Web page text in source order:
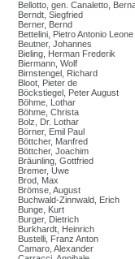
Bellotto, gen. Canaletto,
Berndt, Siegfried
Berner, Bernd
Bettelini, Pietro Antonio Leone
Beutner, Johannes
Bieling, Herman Frederik
Biermann, Wolf
Birnstengel, Richard
Bloot, Pieter de
Böckstiegel, Peter August
Böhme, Lothar
Böhme, Christa
Bolz, Dr. Lothar
Börner, Emil Paul
Böttcher, Manfred
Böttcher, Joachim
Bräunling, Gottfried
Bremer, Uwe
Brod, Max
Brömse, August
Buchwald-Zinnwald, Erich
Bunge, Kurt
Burger, Dietrich
Burkhardt, Heinrich
Bustelli, Franz Anton
Camaro, Alexander